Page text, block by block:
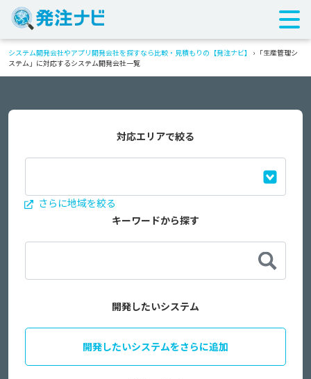
システム開発会社やアプリ開発会社を探すなら比較・見積もりの【発注ナビ】 › 「生産管理シ
ステム」に対応するシステム開発会社一覧
対応エリアで絞る
さらに地域を絞る
キーワードから探す
開発したいシステム
開発したいシステムをさらに追加